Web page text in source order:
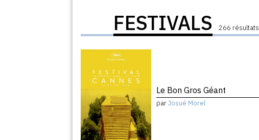
FESTIVALS 266 résultats
Le Bon Gros Géant
parJosué Morel